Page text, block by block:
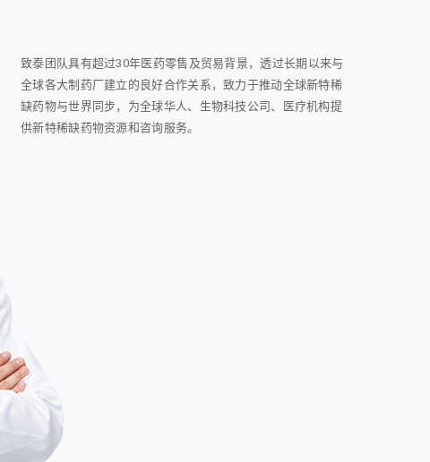
致泰团队具有超过30年医药零售及贸易背景，透过长期以来与
全球各大制药厂建立的良好合作关系，致力于推动全球新特稀
缺药物与世界同步，为全球华人、生物科技公司、医疗机构提
供新特稀缺药物资源和咨询服务。